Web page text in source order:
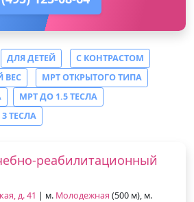
ДЛЯ ДЕТЕЙ
С КОНТРАСТОМ
ВЕС
МРТ ОТКРЫТОГО ТИПА
МРТ ДО 1.5 ТЕСЛА
ТЕСЛА
реабилитационный
д. 41 | м. Молодежная (500 м), м.